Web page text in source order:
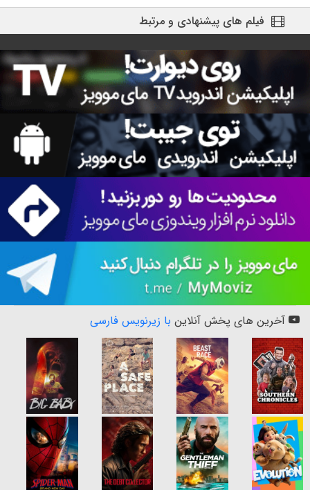
فیلم های پیشنهادی و مرتبط
آخرین های پخش آنلاین با زیرنویس فارسی